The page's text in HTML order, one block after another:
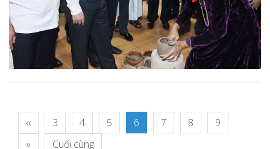
‹‹ 3 4 5 6 7 8
9
»
Cuối cùng